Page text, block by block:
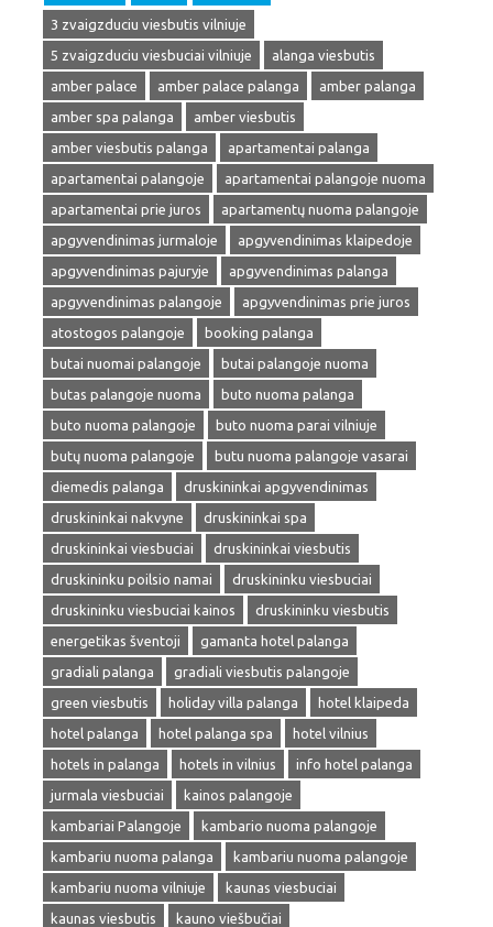
3 zvaigzduciu viesbutis vilniuje
5 zvaigzduciu viesbuciai vilniuje
alanga viesbutis
amber palace
amber palace palanga
amber palanga
amber spa palanga
amber viesbutis
amber viesbutis palanga
apartamentai palanga
apartamentai palangoje
apartamentai palangoje nuoma
apartamentai prie juros
apartamentų nuoma palangoje
apgyvendinimas jurmaloje
apgyvendinimas klaipedoje
apgyvendinimas pajuryje
apgyvendinimas palanga
apgyvendinimas palangoje
apgyvendinimas prie juros
atostogos palangoje
booking palanga
butai nuomai palangoje
butai palangoje nuoma
butas palangoje nuoma
buto nuoma palanga
buto nuoma palangoje
buto nuoma parai vilniuje
butų nuoma palangoje
butu nuoma palangoje vasarai
diemedis palanga
druskininkai apgyvendinimas
druskininkai nakvyne
druskininkai spa
druskininkai viesbuciai
druskininkai viesbutis
druskininku poilsio namai
druskininku viesbuciai
druskininku viesbuciai kainos
druskininku viesbutis
energetikas šventoji
gamanta hotel palanga
gradiali palanga
gradiali viesbutis palangoje
green viesbutis
holiday villa palanga
hotel klaipeda
hotel palanga
hotel palanga spa
hotel vilnius
hotels in palanga
hotels in vilnius
info hotel palanga
jurmala viesbuciai
kainos palangoje
kambariai Palangoje
kambario nuoma palangoje
kambariu nuoma palanga
kambariu nuoma palangoje
kambariu nuoma vilniuje
kaunas viesbuciai
kaunas viesbutis
kauno viešbučiai